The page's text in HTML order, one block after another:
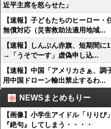
近平主席を怒らせた」
【速報】子どもたちのヒーロー
無償対応（災害救助法適用地域...
【速報】しんぶん赤旗、短期間
→「うそでーす」虚偽申し込...
【速報】中国「アメリカさぁ、
用中国ドローン輸出禁止するわ...
NEWSまとめもりー
【画像】小学生アイドル「りり
『絶句』してしまう・・・・